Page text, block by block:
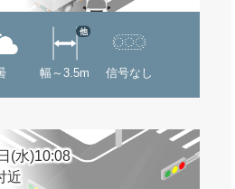
幅～3.5m
他
信号なし
(水)10:08
近